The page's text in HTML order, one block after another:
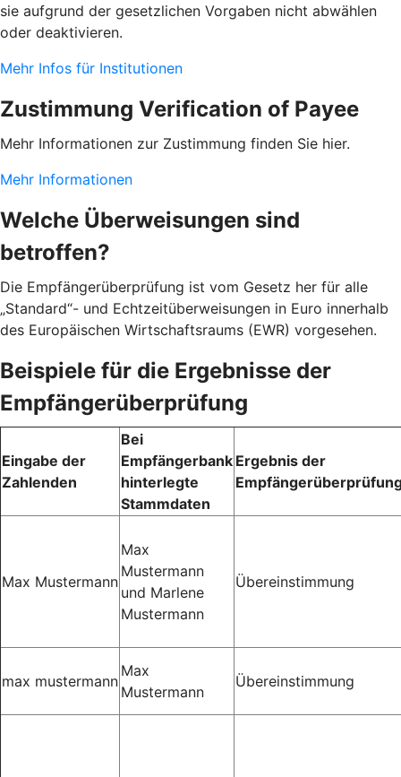
sie aufgrund der gesetzlichen Vorgaben nicht abwählen
oder deaktivieren.
Mehr Infos für Institutionen
Zustimmung Verification of Payee
Mehr Informationen zur Zustimmung finden Sie hier.
Mehr Informationen
Welche Überweisungen sind
betroffen?
Die Empfängerüberprüfung ist vom Gesetz her für alle
„Standard“- und Echtzeitüberweisungen in Euro innerhalb
des Europäischen Wirtschaftsraums (EWR) vorgesehen.
Beispiele für die Ergebnisse der
Empfängerüberprüfung
Eingabe der
Zahlenden
Bei
Empfängerbank
hinterlegte
Stammdaten
Ergebnis der
Max Mustermann
Max
Mustermann
und Marlene
Mustermann
Übereinstimmung
max mustermann
Max
Mustermann
Übereinstimmung